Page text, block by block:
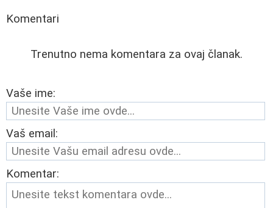
Komentari
Trenutno nema komentara za ovaj članak.
Vaše ime:
Vaš email:
Komentar: